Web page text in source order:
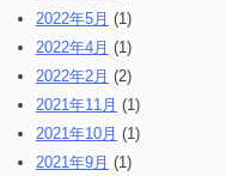
2022年5月 (1)
2022年4月 (1)
2022年2月 (2)
2021年11月 (1)
2021年10月 (1)
2021年9月 (1)